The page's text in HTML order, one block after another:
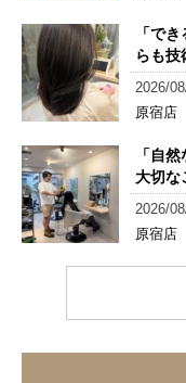
「で
らも技
2026/
原宿店
「自
大切な
2026/
原宿店